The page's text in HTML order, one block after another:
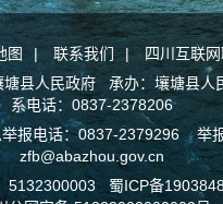
图 | 联系我们 |
四川互联
塘县人民政府 承办：壤塘县
系电话：0837-2378206
举报电话：0837-2379296 举
zfb@abazhou.gov.cn
5132300003 蜀ICP备